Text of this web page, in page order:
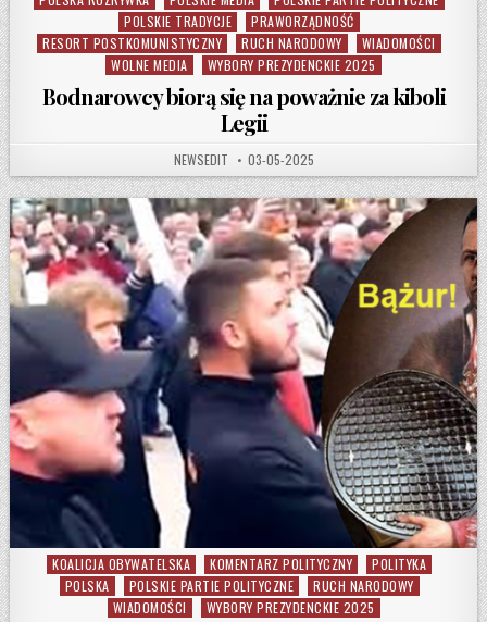
POLSKIE TRADYCJE
PRAWORZĄDNOŚĆ
RESORT POSTKOMUNISTYCZNY
RUCH NARODOWY
WIADOMOŚCI
WOLNE MEDIA
WYBORY PREZYDENCKIE 2025
Bodnarowcy biorą się na poważnie za kiboli
Legii
AUTHOR:
NEWSEDIT PUBLISHED DATE:
03-05-2025
Posted in
KOALICJA OBYWATELSKA KOMENTARZ POLITYCZNY
POLITYKA
POLSKA
POLSKIE PARTIE POLITYCZNE
RUCH NARODOWY
WIADOMOŚCI
WYBORY PREZYDENCKIE 2025